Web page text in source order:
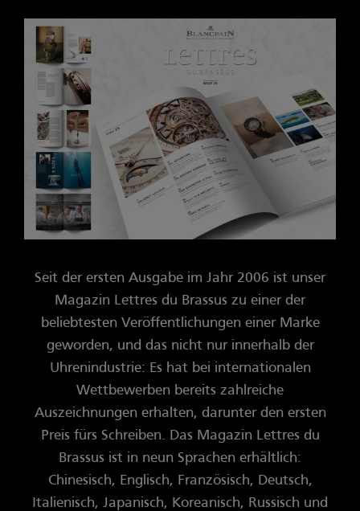
Seit der ersten Ausgabe im Jahr 2006 ist unser
Magazin Lettres du Brassus zu einer der
beliebtesten Veröffentlichungen einer Marke
geworden, und das nicht nur innerhalb der
Uhrenindustrie: Es hat bei internationalen
Wettbewerben bereits zahlreiche
Auszeichnungen erhalten, darunter den ersten
Preis fürs Schreiben. Das Magazin Lettres du
Brassus ist in neun Sprachen erhältlich:
Chinesisch, Englisch, Französisch, Deutsch,
Italienisch, Japanisch, Koreanisch, Russisch und